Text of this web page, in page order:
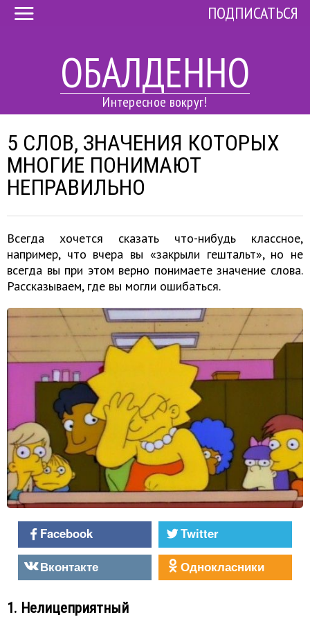
ОБАЛДЕННО
Интересное вокруг!
ПОДПИСАТЬСЯ
5 СЛОВ, ЗНАЧЕНИЯ КОТОРЫХ
МНОГИЕ ПОНИМАЮТ
НЕПРАВИЛЬНО
Всегда хочется сказать что-нибудь классное,
например, что вчера вы «закрыли гештальт», но не
всегда вы при этом верно понимаете значение слова.
Рассказываем, где вы могли ошибаться.
Facebook
Twitter
Вконтакте
Однокласники
1. Нелицеприятный